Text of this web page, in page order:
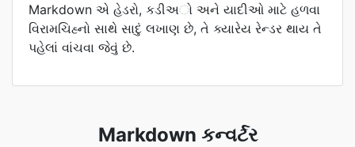
Markdown એ હેડરો, કડીઅો અને યાદીઓ માટે હળવા
વિરામચિહ્નો સાથે સાદું લખાણ છે, તે ક્યારેય રેન્ડર થાય તે
પહેલાં વાંચવા જેવું છે.
Markdown કન્વર્ટર